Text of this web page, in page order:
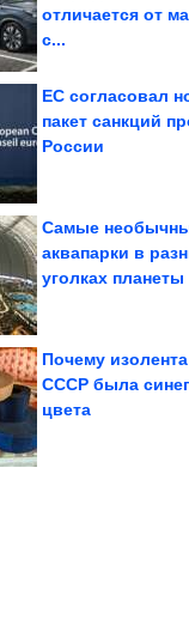
отличается от
с...
ЕС согласовал
пакет санкций
России
Нейт Люббе:
Самые
аквапарки в
уголках планеты
шедевров
Почему
СССР была
цвета